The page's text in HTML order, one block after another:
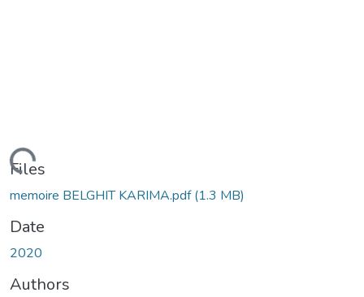
Loading...
Files
memoire BELGHIT KARIMA.pdf(1.3 MB)
Date
2020
Authors